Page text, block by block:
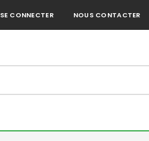
SE CONNECTER NOUS CONTACTER